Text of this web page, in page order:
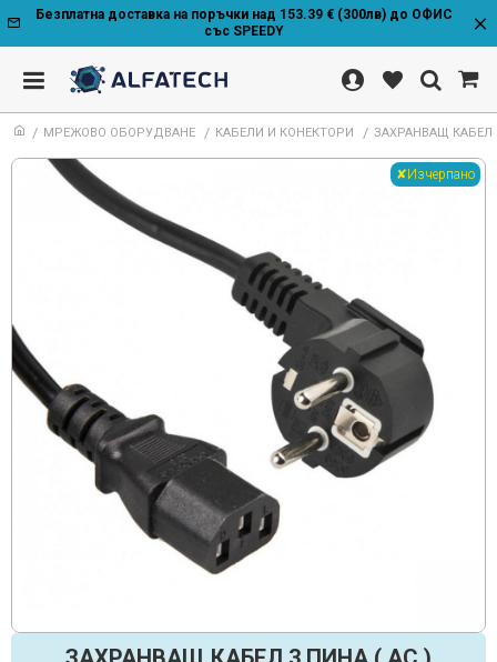
Безплатна доставка на поръчки над 153.39 € (300лв) до ОФИС
със SPEEDY
МРЕЖОВО ОБОРУДВАНЕ КАБЕЛИ И КОНЕКТОРИ ЗАХРАНВАЩ КАБЕЛ
✘Изчерпано